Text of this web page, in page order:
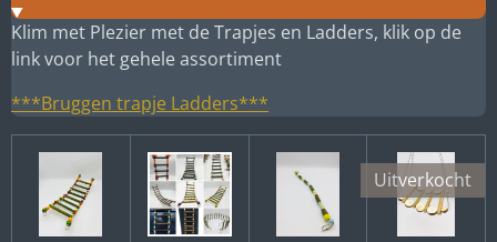
Klim met Plezier met de Trapjes en Ladders, klik op de
link voor het gehele assortiment
***Bruggen trapje Ladders***
Uitverkocht